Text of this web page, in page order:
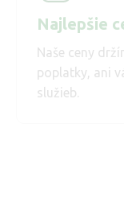
Najlepšie
Naše ceny
poplatky, ani
služieb.